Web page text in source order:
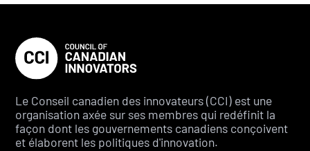
Le Conseil canadien des innovateurs (CCI) est une
organisation axée sur ses membres qui redéfinit la
façon dont les gouvernements canadiens conçoivent
et élaborent les politiques d'innovation.